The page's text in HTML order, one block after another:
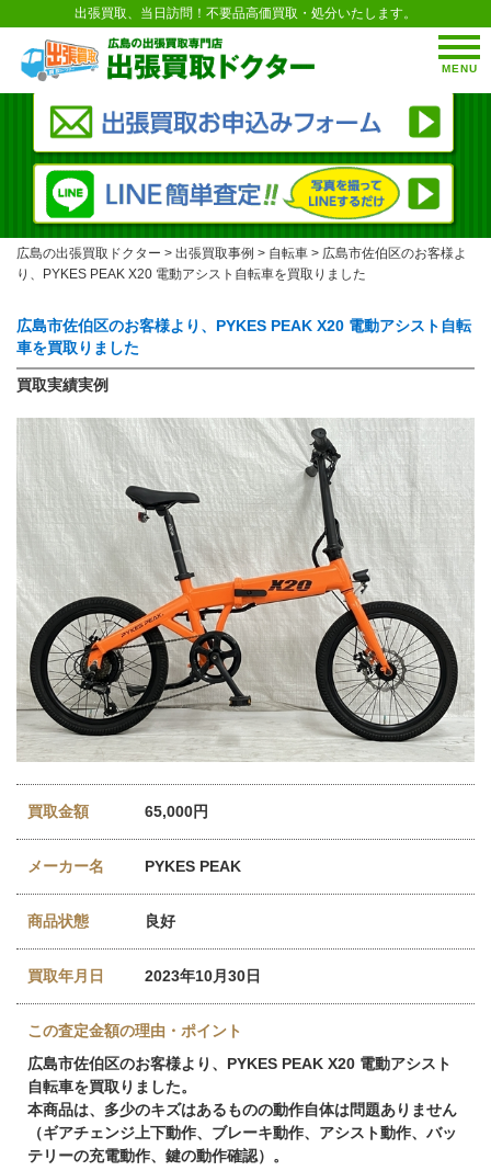
MENU
出張買取、当日訪問！不要品高価買取・処分いたします。
広島の出張買取ドクター > 出張買取事例 > 自転車 > 広島市佐伯区のお客様よ
り、PYKES PEAK X20 電動アシスト自転車を買取りました
広島市佐伯区のお客様より、PYKES PEAK X20 電動アシスト自転
車を買取りました
買取実績実例
買取金額 65,000円
メーカー名 PYKES PEAK
商品状態 良好
買取年月日 2023年10月30日
この査定金額の理由・ポイント
広島市佐伯区のお客様より、PYKES PEAK X20 電動アシスト
自転車を買取りました。
本商品は、多少のキズはあるものの動作自体は問題ありません
（ギアチェンジ上下動作、ブレーキ動作、アシスト動作、バッ
テリーの充電動作、鍵の動作確認）。